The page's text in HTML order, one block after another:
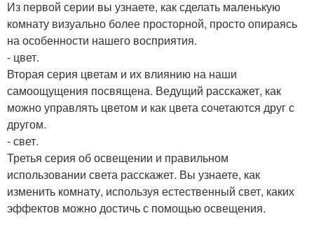
Из первой серии вы узнаете, как сделать маленькую
комнату визуально более просторной, просто опираясь
на особенности нашего восприятия.
- цвет.
Вторая серия цветам и их влиянию на наши
самоощущения посвящена. Ведущий расскажет, как
можно управлять цветом и как цвета сочетаются друг с
другом.
- свет.
Третья серия об освещении и правильном
использовании света расскажет. Вы узнаете, как
изменить комнату, используя естественный свет, каких
эффектов можно достичь с помощью освещения.